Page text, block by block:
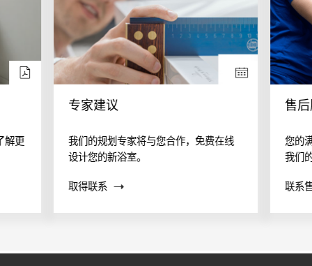
解更
专家建议
我们的规划专家将与您合作，免费在线
设计您的新浴室。
取得联系
售
您的
我们
帮助
联系